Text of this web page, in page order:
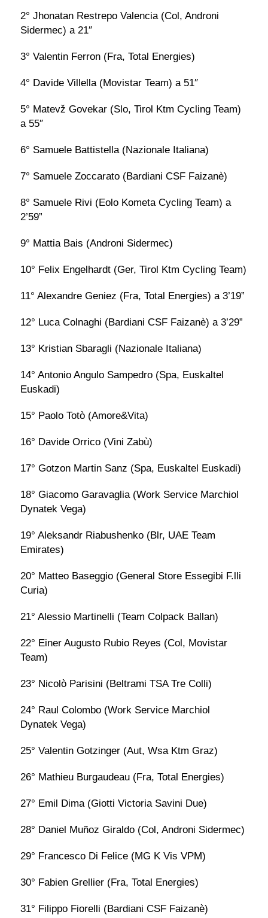
2° Jhonatan Restrepo Valencia (Col, Androni
Sidermec) a 21″
3° Valentin Ferron (Fra, Total Energies)
4° Davide Villella (Movistar Team) a 51″
5° Matevž Govekar (Slo, Tirol Ktm Cycling Team)
a 55″
6° Samuele Battistella (Nazionale Italiana)
7° Samuele Zoccarato (Bardiani CSF Faizanè)
8° Samuele Rivi (Eolo Kometa Cycling Team) a
2’59”
9° Mattia Bais (Androni Sidermec)
10° Felix Engelhardt (Ger, Tirol Ktm Cycling Team)
11° Alexandre Geniez (Fra, Total Energies) a 3’19”
12° Luca Colnaghi (Bardiani CSF Faizanè) a 3’29”
13° Kristian Sbaragli (Nazionale Italiana)
14° Antonio Angulo Sampedro (Spa, Euskaltel
Euskadi)
15° Paolo Totò (Amore&Vita)
16° Davide Orrico (Vini Zabù)
17° Gotzon Martin Sanz (Spa, Euskaltel Euskadi)
18° Giacomo Garavaglia (Work Service Marchiol
Dynatek Vega)
19° Aleksandr Riabushenko (Blr, UAE Team
Emirates)
20° Matteo Baseggio (General Store Essegibi F.lli
Curia)
21° Alessio Martinelli (Team Colpack Ballan)
22° Einer Augusto Rubio Reyes (Col, Movistar
Team)
23° Nicolò Parisini (Beltrami TSA Tre Colli)
24° Raul Colombo (Work Service Marchiol
Dynatek Vega)
25° Valentin Gotzinger (Aut, Wsa Ktm Graz)
26° Mathieu Burgaudeau (Fra, Total Energies)
27° Emil Dima (Giotti Victoria Savini Due)
28° Daniel Muñoz Giraldo (Col, Androni Sidermec)
29° Francesco Di Felice (MG K Vis VPM)
30° Fabien Grellier (Fra, Total Energies)
31° Filippo Fiorelli (Bardiani CSF Faizanè)